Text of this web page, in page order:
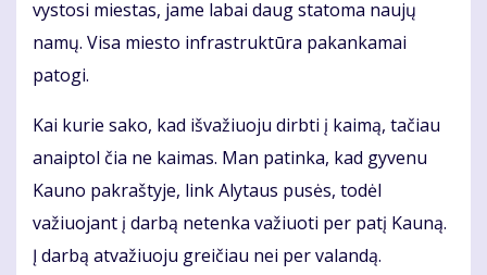
vystosi miestas, jame labai daug statoma naujų
namų. Visa miesto infrastruktūra pakankamai
patogi.
Kai kurie sako, kad išvažiuoju dirbti į kaimą, tačiau
anaiptol čia ne kaimas. Man patinka, kad gyvenu
Kauno pakraštyje, link Alytaus pusės, todėl
važiuojant į darbą netenka važiuoti per patį Kauną.
Į darbą atvažiuoju greičiau nei per valandą.